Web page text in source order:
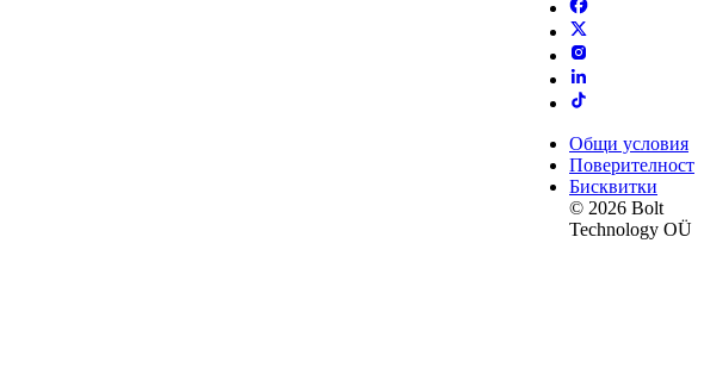
Общи условия
Поверителност
Бисквитки
© 2026 Bolt
Technology OÜ